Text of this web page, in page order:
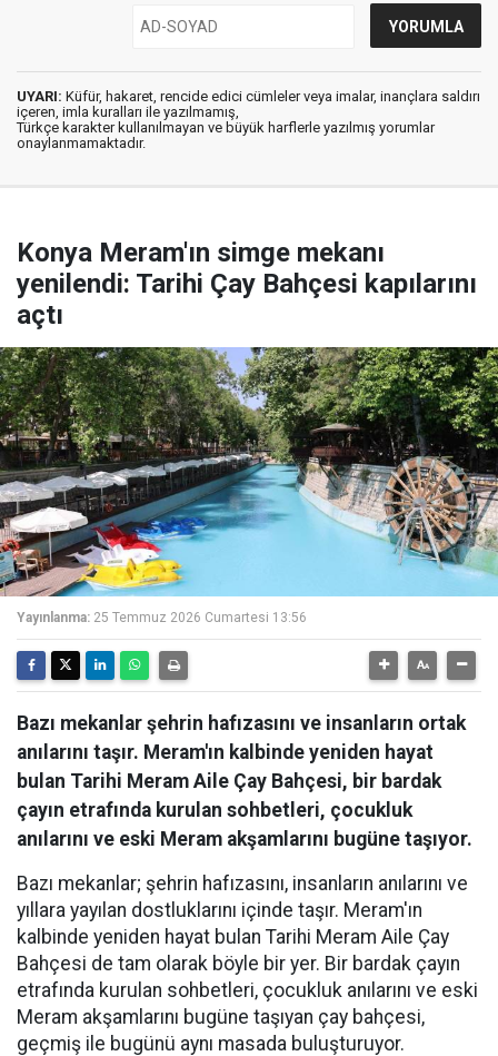
UYARI: Küfür, hakaret, rencide edici cümleler veya imalar, inançlara saldırı
içeren, imla kuralları ile yazılmamış,
Türkçe karakter kullanılmayan ve büyük harflerle yazılmış yorumlar
onaylanmamaktadır.
Konya Meram'ın simge mekanı
yenilendi: Tarihi Çay Bahçesi kapılarını
açtı
Yayınlanma: 25 Temmuz 2026 Cumartesi 13:56
Bazı mekanlar şehrin hafızasını ve insanların ortak
anılarını taşır. Meram'ın kalbinde yeniden hayat
bulan Tarihi Meram Aile Çay Bahçesi, bir bardak
çayın etrafında kurulan sohbetleri, çocukluk
anılarını ve eski Meram akşamlarını bugüne taşıyor.
Bazı mekanlar; şehrin hafızasını, insanların anılarını ve
yıllara yayılan dostluklarını içinde taşır. Meram'ın
kalbinde yeniden hayat bulan Tarihi Meram Aile Çay
Bahçesi de tam olarak böyle bir yer. Bir bardak çayın
etrafında kurulan sohbetleri, çocukluk anılarını ve eski
Meram akşamlarını bugüne taşıyan çay bahçesi,
geçmiş ile bugünü aynı masada buluşturuyor.